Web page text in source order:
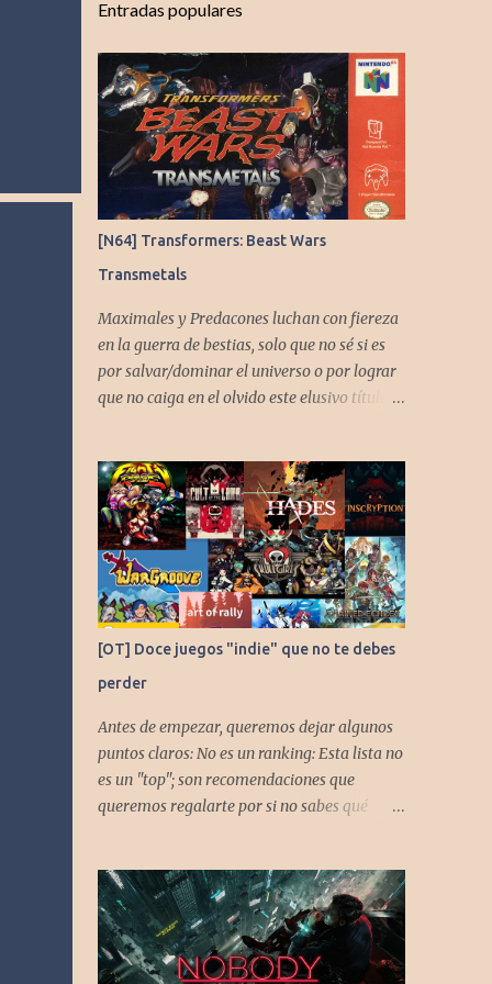
Entradas populares
[N64] Transformers: Beast Wars
Transmetals
Maximales y Predacones luchan con fiereza
en la guerra de bestias, solo que no sé si es
por salvar/dominar el universo o por lograr
que no caiga en el olvido este elusivo título
[OT] Doce juegos "indie" que no te debes
perder
Antes de empezar, queremos dejar algunos
puntos claros: No es un ranking: Esta lista no
es un "top"; son recomendaciones que
queremos regalarte por si no sabes qué
fuertes de cada título, pero todos tienen
profundidad de sobra para explorar.
Variedad de géneros: Hemos evitado repetir
géneros para asegurar que, al menos uno, se